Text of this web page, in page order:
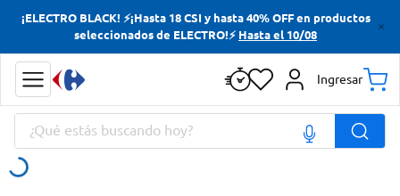
¡ELECTRO BLACK! ⚡¡Hasta 18 CSI y hasta 40% OFF en productos
seleccionados de ELECTRO!⚡ Hasta el 10/08
Ingresar
¿Qué estás buscando hoy?
Términos más buscados
Términos más buscados
Yerba
Cerveza
Papas Fritas
Doves